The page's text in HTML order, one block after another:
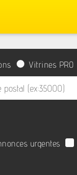
Vitrines PRO
urgentes